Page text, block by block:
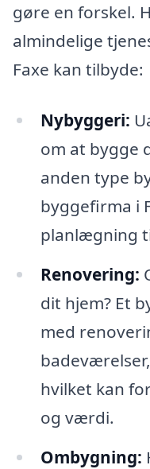
gøre en forskel.
almindelige
Faxe kan tilbyde:
Nybyggeri:
om at bygge
anden type
byggefirma i
planlægning
Renovering:
dit hjem? Et
med
hvilket kan
og værdi.
Ombygning: